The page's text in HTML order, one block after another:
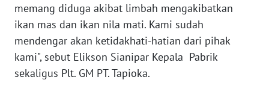
memang diduga akibat limbah mengakibatkan
ikan mas dan ikan nila mati. Kami sudah
mendengar akan ketidakhati-hatian dari pihak
kami", sebut Elikson Sianipar Kepala Pabrik
sekaligus Plt. GM PT. Tapioka.
BABEL
WN
SUMBAR